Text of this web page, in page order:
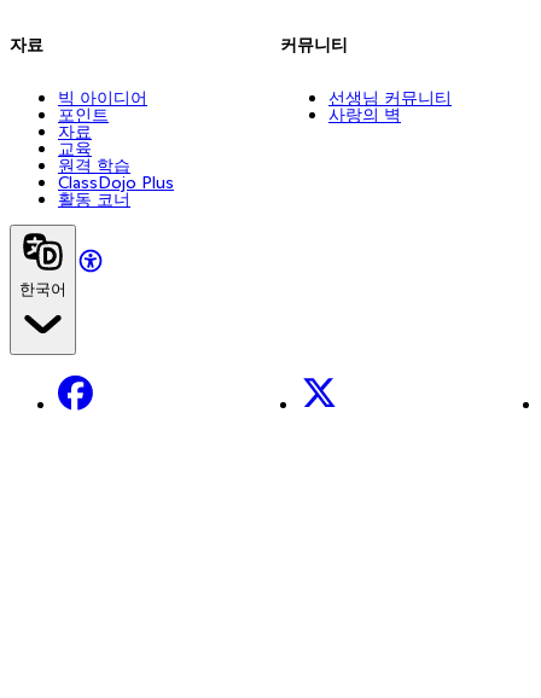
자료
빅 아이디어
포인트
자료
교육
원격 학습
ClassDojo Plus
활동 코너
커뮤니티
선생님 커뮤니티
사랑의 벽
한국어
Facebook X